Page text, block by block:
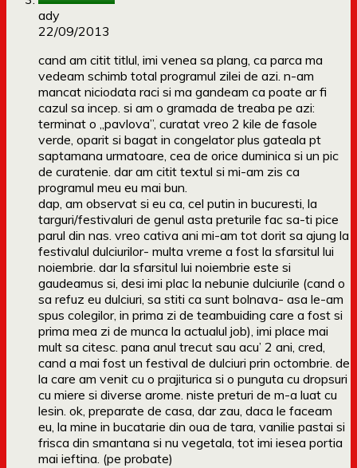
ady
22/09/2013
cand am citit titlul, imi venea sa plang, ca parca ma
vedeam schimb total programul zilei de azi. n-am
mancat niciodata raci si ma gandeam ca poate ar fi
cazul sa incep. si am o gramada de treaba pe azi:
terminat o „pavlova”, curatat vreo 2 kile de fasole
verde, oparit si bagat in congelator plus gateala pt
saptamana urmatoare, cea de orice duminica si un pic
de curatenie. dar am citit textul si mi-am zis ca
programul meu eu mai bun.
dap, am observat si eu ca, cel putin in bucuresti, la
targuri/festivaluri de genul asta preturile fac sa-ti pice
parul din nas. vreo cativa ani mi-am tot dorit sa ajung la
festivalul dulciurilor- multa vreme a fost la sfarsitul lui
noiembrie. dar la sfarsitul lui noiembrie este si
gaudeamus si, desi imi plac la nebunie dulciurile (cand o
sa refuz eu dulciuri, sa stiti ca sunt bolnava- asa le-am
spus colegilor, in prima zi de teambuiding care a fost si
prima mea zi de munca la actualul job), imi place mai
mult sa citesc. pana anul trecut sau acu’ 2 ani, cred,
cand a mai fost un festival de dulciuri prin octombrie. de
la care am venit cu o prajiturica si o punguta cu dropsuri
cu miere si diverse arome. niste preturi de m-a luat cu
lesin. ok, preparate de casa, dar zau, daca le faceam
eu, la mine in bucatarie din oua de tara, vanilie pastai si
frisca din smantana si nu vegetala, tot imi iesea portia
mai ieftina. (pe probate)